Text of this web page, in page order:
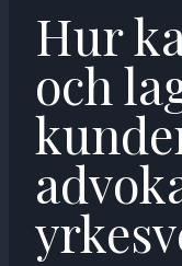
Hur
och